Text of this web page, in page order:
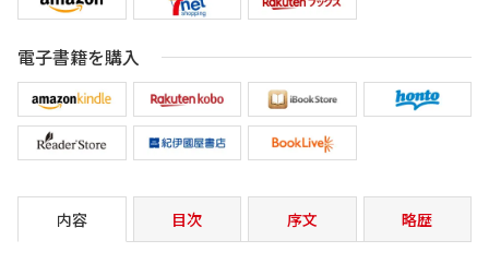
電子書籍を購入
内容 目次 序文 略歴